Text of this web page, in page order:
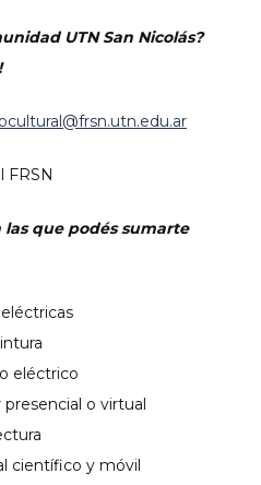
UTN San Nicolás?
FRSN
que podés sumarte
eléctrico
o virtual
científico y móvil